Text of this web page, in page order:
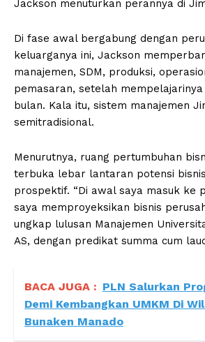
Jackson menuturkan perannya di
Di fase awal bergabung dengan
keluarganya ini, Jackson
manajemen, SDM, produksi,
pemasaran, setelah
bulan. Kala itu, sistem manajemen
semitradisional.
Menurutnya, ruang pertumbuhan
terbuka lebar lantaran potensi
prospektif. “Di awal saya masuk ke
saya memproyeksikan bisnis
ungkap lulusan Manajemen
AS, dengan predikat summa cum
BACA JUGA : PLN Salurkan
Demi Kembangkan UMKM Di
Bunaken Manado